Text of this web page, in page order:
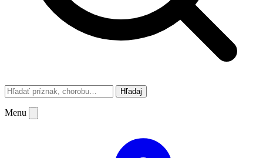
Hľadaj
Menu